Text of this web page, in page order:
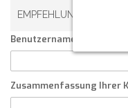
EMPFEHLUNG
Benutzername:
Zusammenfassung Ihrer